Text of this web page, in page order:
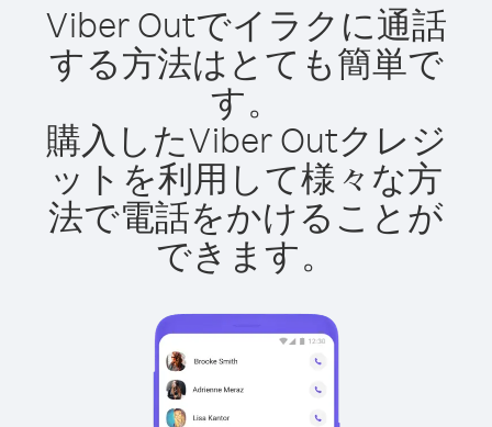
Viber Outでイラクに通話
する方法はとても簡単で
す。
購入したViber Outクレジ
ットを利用して様々な方
法で電話をかけることが
できます。